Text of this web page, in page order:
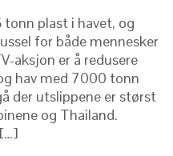
plast i havet, og
for både mennesker
aksjon er å redusere
hav med 7000 tonn
der utslippene er størst
og Thailand.